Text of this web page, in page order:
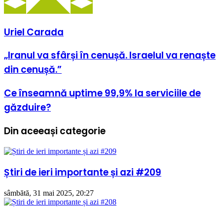
Uriel Carada
„Iranul
va
sfârși
cenușă.
Israelul
va
renaște
cenușă.”
„Iranul va sfârși în cenușă. Israelul va renaște
din cenușă.”
Ce
înseamnă
uptime
serviciile
găzduire?
Ce înseamnă uptime 99,9% la serviciile de
găzduire?
Din aceeași categorie
Știri de ieri importante și azi #209
sâmbătă, 31 mai 2025, 20:27